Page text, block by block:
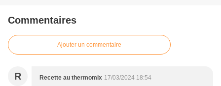
Commentaires
Ajouter un commentaire
R Recette au thermomix 17/03/2024 18:54